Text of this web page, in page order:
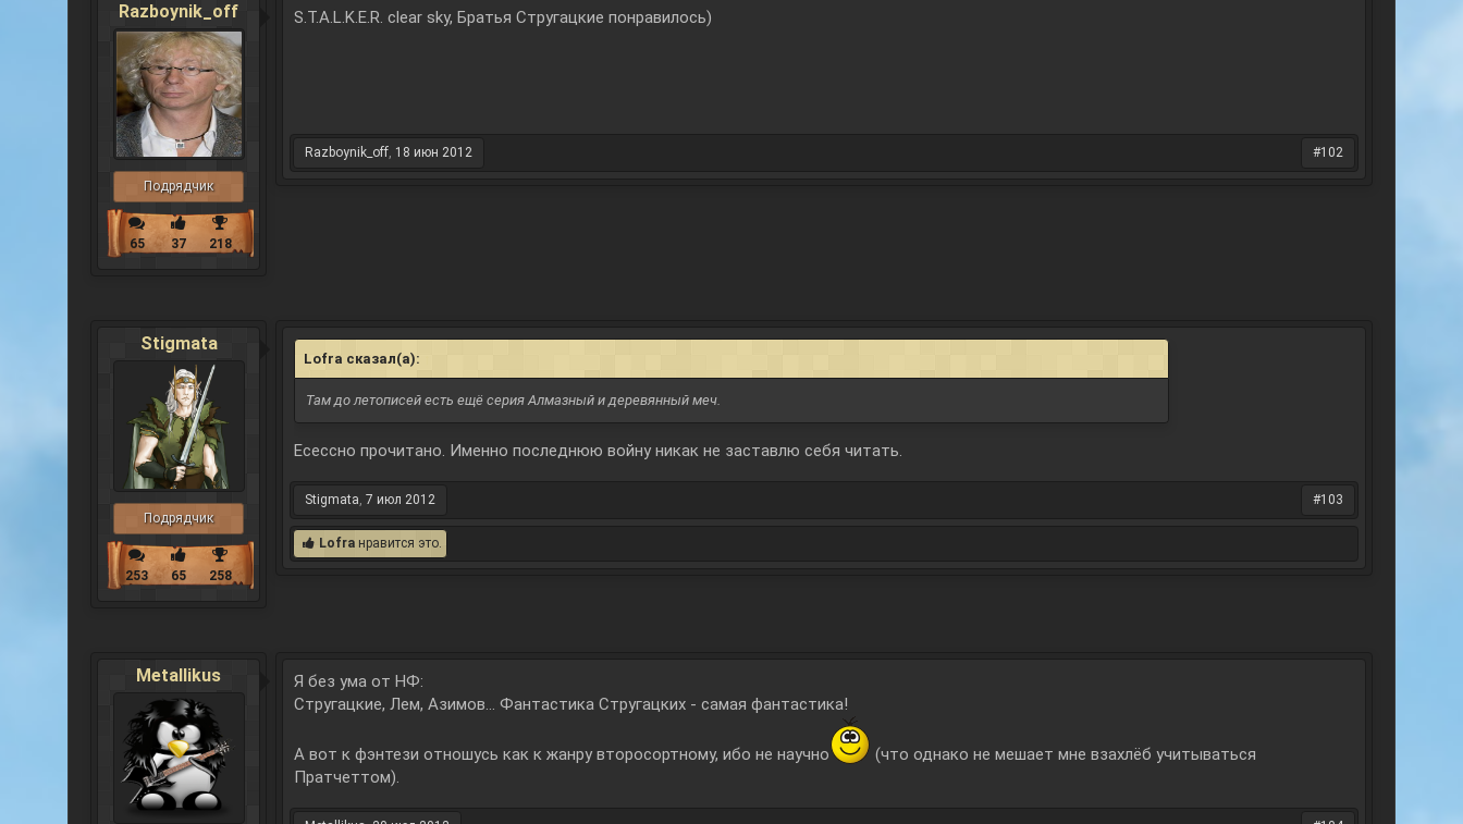
Razboynik_off
Подрядчик
65 37 218
S.T.A.L.K.E.R. clear sky, Братья Стругацкие понравилось)
Razboynik_off, 18 июн 2012 #102
Stigmata
Подрядчик
253 65 258
Lofra сказал(а):
Там до летописей есть ещё серия Алмазный и деревянный меч.
Есессно прочитано. Именно последнюю войну никак не заставлю себя читать.
Stigmata, 7 июл 2012 #103
Lofra нравится это.
Metallikus
Я без ума от НФ:
Стругацкие, Лем, Азимов... Фантастика Стругацких - самая фантастика!
А вот к фэнтези отношусь как к жанру второсортному, ибо не научно
(что однако не мешает мне взахлёб учитываться
Пратчеттом).